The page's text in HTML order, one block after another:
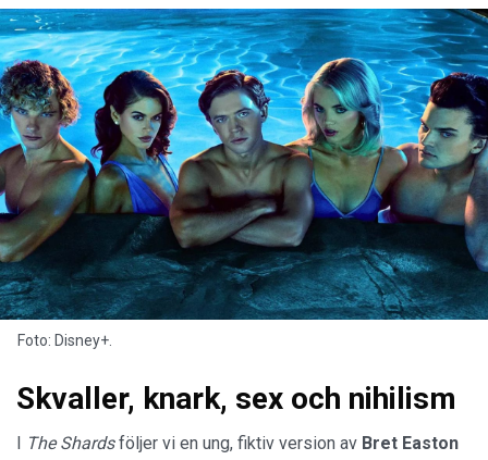
Foto: Disney+.
Skvaller, knark, sex och nihilism
The Shardsföljer vi en ung, fiktiv version av Bret Easton